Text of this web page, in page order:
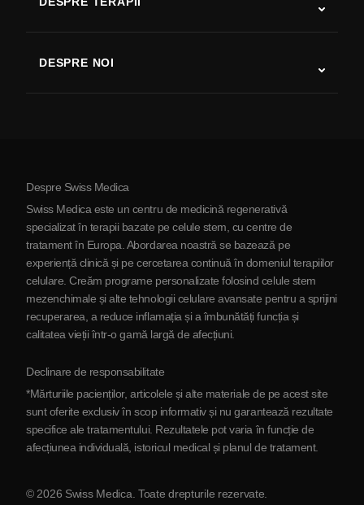
Boala Parkinson
Artrită
DESPRE NOI
Despre Serbia
Parteneriat
Contactaţi-ne
Despre Swiss Medica
Swiss Medica este un centru de medicină regenerativă
specializat în terapii bazate pe celule stem, cu centre de
tratament în Europa. Abordarea noastră se bazează pe
experiență clinică și pe cercetarea continuă în domeniul terapiilor
celulare. Creăm programe personalizate folosind celule stem
mezenchimale și alte tehnologii celulare avansate pentru a sprijini
recuperarea, a reduce inflamația și a îmbunătăți funcția și
calitatea vieții într-o gamă largă de afecțiuni.
Declinare de responsabilitate
*Mărturiile pacienților, articolele și alte materiale de pe acest site
sunt oferite exclusiv în scop informativ și nu garantează rezultate
specifice ale tratamentului. Rezultatele pot varia în funcție de
afecțiunea individuală, istoricul medical și planul de tratament.
© 2026 Swiss Medica. Toate drepturile rezervate.